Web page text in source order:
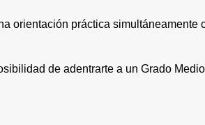
orientación práctica simultáneamente
de adentrarte a un Grado